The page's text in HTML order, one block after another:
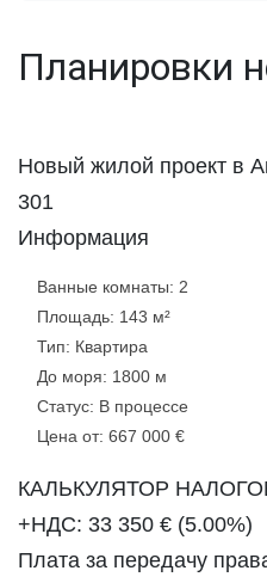
Планировки
Новый жилой проект в
301
Информация
Ванные комнаты: 2
Площадь: 143 м²
Тип: Квартира
До моря: 1800 м
Статус: В процессе
Цена от: 667 000 €
КАЛЬКУЛЯТОР
+НДС: 33 350 € (5.00%)
Плата за передачу